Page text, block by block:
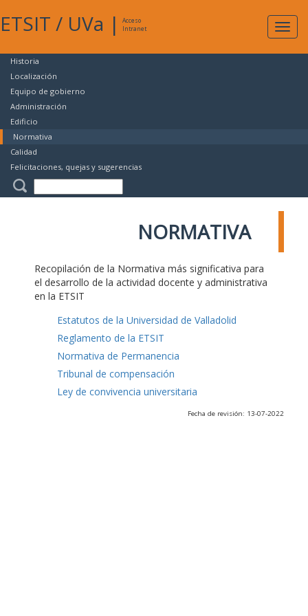
ETSIT / UVa |
Acceso
Intranet
Historia
Localización
Equipo de gobierno
Administración
Edificio
Normativa
Calidad
Felicitaciones, quejas y sugerencias
NORMATIVA
Recopilación de la Normativa más significativa para
el desarrollo de la actividad docente y administrativa
en la ETSIT
Estatutos de la Universidad de Valladolid
Reglamento de la ETSIT
Normativa de Permanencia
Tribunal de compensación
Ley de convivencia universitaria
Fecha de revisión: 13-07-2022